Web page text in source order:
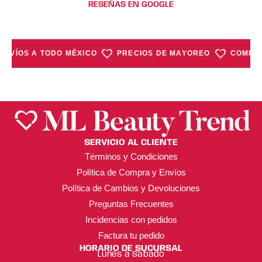
RESEÑAS EN GOOGLE
A TODO MÉXICO PRECIOS DE MAYOREO
SERVICIO AL CLIENTE
Términos y Condiciones
Política de Compra y Envíos
Política de Cambios y Devoluciones
Preguntas Frecuentes
Incidencias con pedidos
Factura tu pedido
HORARIO DE SUCURSAL
Lunes a Sábado